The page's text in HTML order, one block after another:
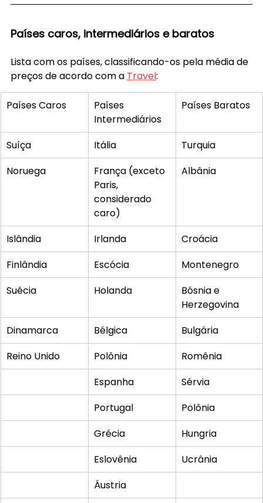
Países caros, intermediários e baratos
Lista com os países, classificando-os pela média de
preços de acordo com a Travel:
Países Caros
Países
Intermediários
Países Baratos
Suíça Itália
Turquia
Noruega
França (exceto
Paris,
considerado
caro)
Albânia
Islândia Irlanda
Croácia
Finlândia
Escócia
Montenegro
Suécia
Holanda
Bósnia e
Herzegovina
Dinamarca
Bélgica
Bulgária
Reino Unido
Polônia
Romênia
Espanha
Sérvia
Portugal
Polônia
Grécia
Hungria
Eslovênia
Ucrânia
Áustria